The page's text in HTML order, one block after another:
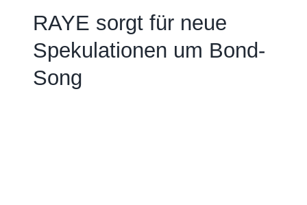
RAYE sorgt für neue
Spekulationen um Bond-
Song